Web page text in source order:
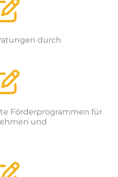
durch
Förderprogrammen für
und